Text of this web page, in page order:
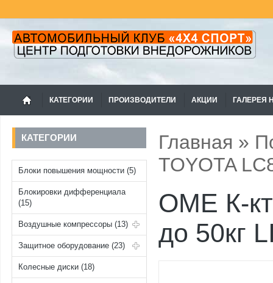
КАТЕГОРИИ ПРОИЗВОДИТЕЛИ АКЦИИ ГАЛЕРЕЯ
КАТЕГОРИИ
Блоки повышения мощности (5)
Блокировки дифференциала
(15)
Воздушные компрессоры (13)
Защитное оборудование (23)
Колесные диски (18)
Главная »
TOYOTA
OME К-
до 50кг